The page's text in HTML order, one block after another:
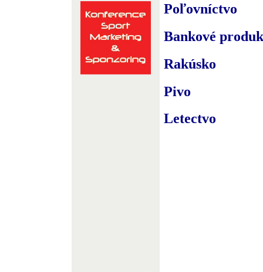
Poľovníctvo
Bankové
Rakúsko
Pivo
Letectvo